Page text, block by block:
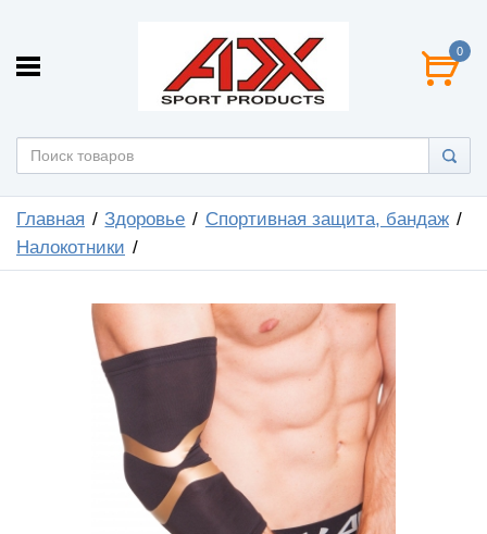
0
Главная Здоровье
Спортивная защита, бандаж
Налокотники